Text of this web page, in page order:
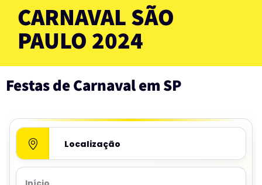
CARNAVAL SÃO
PAULO 2024
Festas de Carnaval em SP